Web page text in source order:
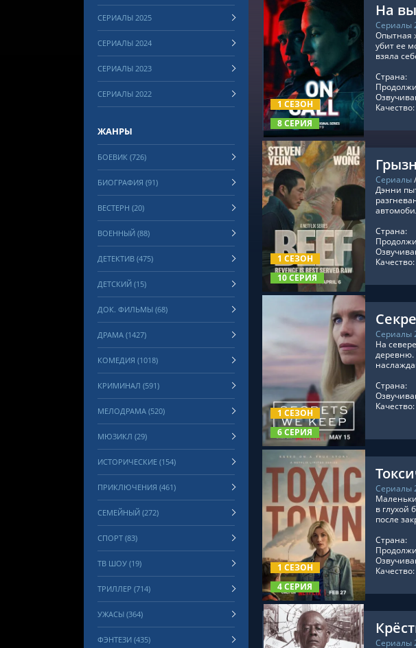
1 СЕЗОН
8 СЕРИЯ
СМОТРЕТЬ ОНЛАЙН
На
Сериалы
Опытная
убит ее
взяла
Страна:
Качество:
1 СЕЗОН
10 СЕРИЯ
СМОТРЕТЬ ОНЛАЙН
Сериалы/
Дэнни
Страна:
Качество:
1 СЕЗОН
6 СЕРИЯ
СМОТРЕТЬ ОНЛАЙН
Сериалы
На
деревню.
Страна:
Качество:
1 СЕЗОН
4 СЕРИЯ
СМОТРЕТЬ ОНЛАЙН
Сериалы
в глухой
после
Страна:
Качество:
Сериалы
СЕРИАЛЫ 2025
СЕРИАЛЫ 2024
СЕРИАЛЫ 2023
СЕРИАЛЫ 2022
ЖАНРЫ
БОЕВИК (726)
БИОГРАФИЯ (91)
ВЕСТЕРН (20)
ВОЕННЫЙ (88)
ДЕТЕКТИВ (475)
ДЕТСКИЙ (15)
ДОК. ФИЛЬМЫ (68)
ДРАМА (1427)
КОМЕДИЯ (1018)
КРИМИНАЛ (591)
МЕЛОДРАМА (520)
МЮЗИКЛ (29)
ИСТОРИЧЕСКИЕ (154)
ПРИКЛЮЧЕНИЯ (461)
СЕМЕЙНЫЙ (272)
СПОРТ (83)
ТВ ШОУ (19)
ТРИЛЛЕР (714)
УЖАСЫ (364)
ФЭНТЕЗИ (435)